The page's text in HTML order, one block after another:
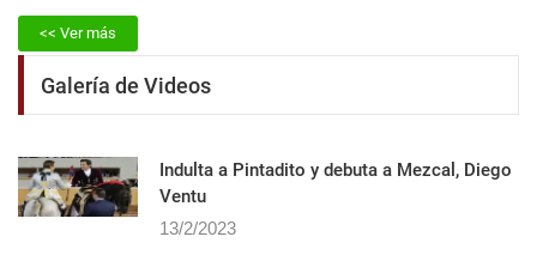
<< Ver más
Galería de Videos
Indulta a Pintadito y debuta a Mezcal, Diego
Ventu
13/2/2023